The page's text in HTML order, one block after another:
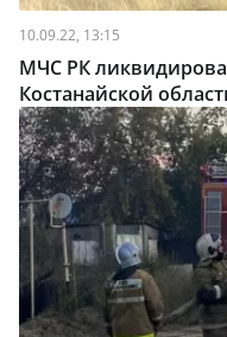
10.09.22, 13:15
МЧС РК
Костанайской